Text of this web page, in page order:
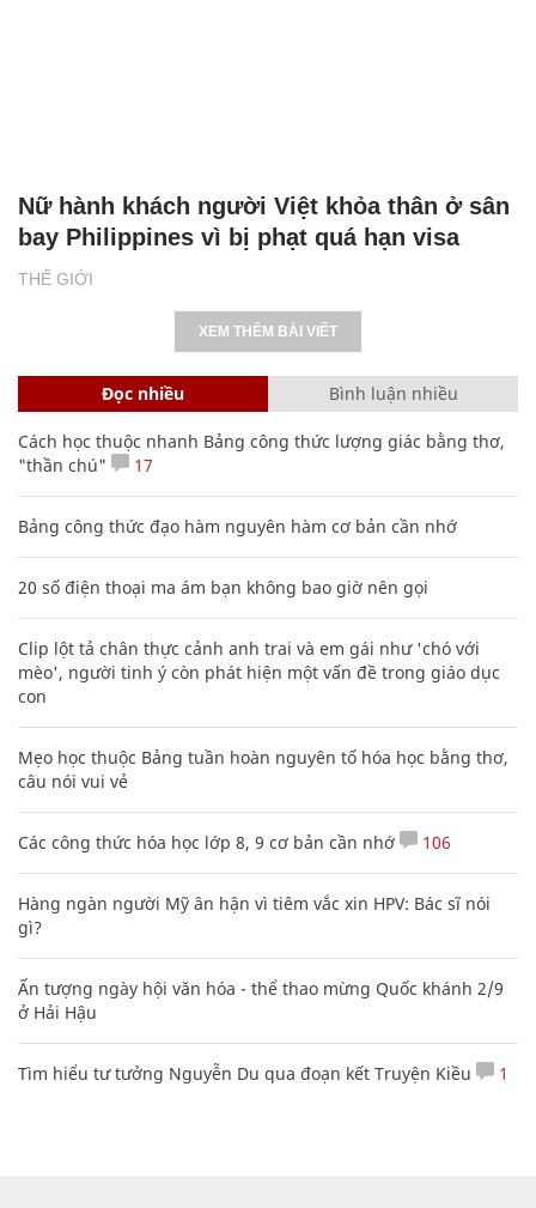
THẾ GIỚI
Nữ hành khách người Việt khỏa thân ở sân
bay Philippines vì bị phạt quá hạn visa
XEM THÊM BÀI VIẾT
Đọc nhiều Bình luận nhiều
Cách học thuộc nhanh Bảng công thức lượng giác bằng thơ,
"thần chú"
17
Bảng công thức đạo hàm nguyên hàm cơ bản cần nhớ
20 số điện thoại ma ám bạn không bao giờ nên gọi
Clip lột tả chân thực cảnh anh trai và em gái như 'chó với
mèo', người tinh ý còn phát hiện một vấn đề trong giáo dục
con
Mẹo học thuộc Bảng tuần hoàn nguyên tố hóa học bằng thơ,
câu nói vui vẻ
Các công thức hóa học lớp 8, 9 cơ bản cần nhớ 106
Hàng ngàn người Mỹ ân hận vì tiêm vắc xin HPV: Bác sĩ nói
gì?
Ấn tượng ngày hội văn hóa - thể thao mừng Quốc khánh 2/9
ở Hải Hậu
Tìm hiểu tư tưởng Nguyễn Du qua đoạn kết Truyện Kiều 1